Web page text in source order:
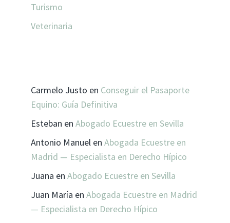
Turismo
Veterinaria
Carmelo Justo en Conseguir el Pasaporte
Equino: Guía Definitiva
Esteban en Abogado Ecuestre en Sevilla
Antonio Manuel en Abogada Ecuestre en
Madrid — Especialista en Derecho Hípico
Juana en Abogado Ecuestre en Sevilla
Juan María en Abogada Ecuestre en Madrid
— Especialista en Derecho Hípico